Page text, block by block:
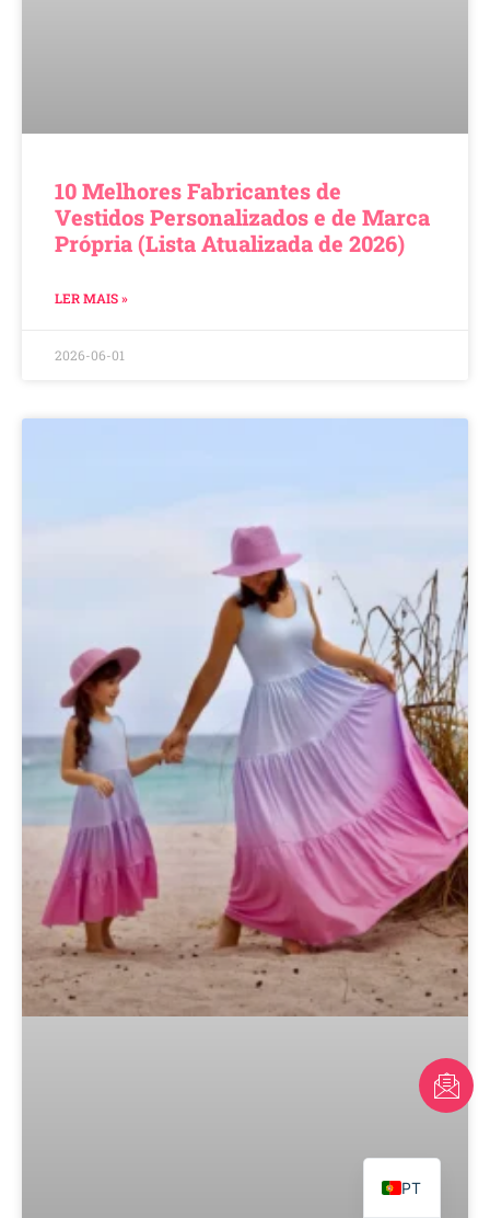
10 Melhores Fabricantes de
Vestidos Personalizados e de Marca
Própria (Lista Atualizada de 2026)
LER MAIS »
2026-06-01
PT
FR